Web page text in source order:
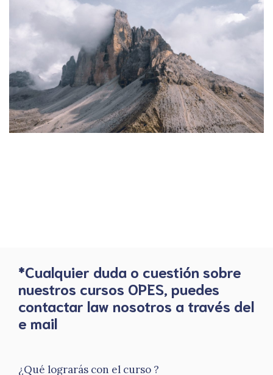
*Cualquier duda o cuestión sobre
nuestros cursos OPES, puedes
contactar law nosotros a través del
e mail
¿Qué lograrás con el curso ?